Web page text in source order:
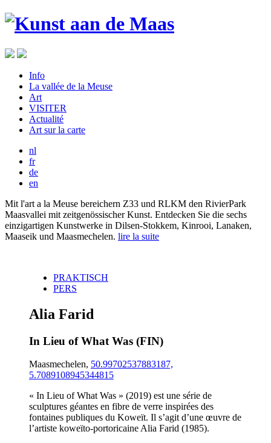
Info
La vallée de la Meuse
Art
VISITER
Actualité
Art sur la carte
nl
fr
de
en
Mit l'art a la Meuse bereichern Z33 und RLKM den RivierPark
Maasvallei mit zeitgenössischer Kunst. Entdecken Sie die sechs
einzigartigen Kunstwerke in Dilsen-Stokkem, Kinrooi, Lanaken,
Maaseik und Maasmechelen. lire la suite
PRAKTISCH
PERS
Alia Farid
In Lieu of What Was (FIN)
Maasmechelen, 50.99702537883187,
5.7089108945344815
« In Lieu of What Was » (2019) est une série de
sculptures géantes en fibre de verre inspirées des
fontaines publiques du Koweït. Il s’agit d’une œuvre de
l’artiste koweïto-portoricaine Alia Farid (1985).